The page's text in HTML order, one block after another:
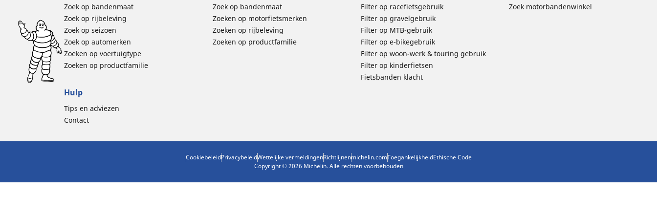
Zoek op bandenmaat
Zoek op rijbeleving
Zoek op seizoen
Zoek op automerken
Zoeken op voertuigtype
Zoeken op productfamilie
Zoek op bandenmaat
Zoeken op motorfietsmerken
Zoeken op rijbeleving
Zoeken op productfamilie
Filter op racefietsgebruik
Filter op gravelgebruik
Filter op MTB-gebruik
Filter op e-bikegebruik
Filter op woon-werk & touring gebruik
Filter op kinderfietsen
Fietsbanden klacht
Zoek motorbandenwinkel
Hulp
Tips en adviezen
Contact
CookiebeleidPrivacybeleidWettelijke vermeldingenRichtlijnenmichelin.comToegankelijkheidEthische Code
Copyright © 2026 Michelin. Alle rechten voorbehouden